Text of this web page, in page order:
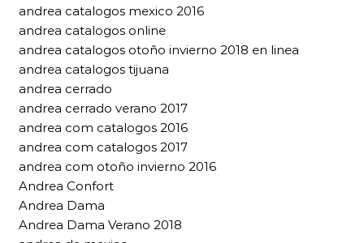
andrea catalogos mexico 2016
andrea catalogos online
andrea catalogos otoño invierno 2018 en linea
andrea catalogos tijuana
andrea cerrado
andrea cerrado verano 2017
andrea com catalogos 2016
andrea com catalogos 2017
andrea com otoño invierno 2016
Andrea Confort
Andrea Dama
Andrea Dama Verano 2018